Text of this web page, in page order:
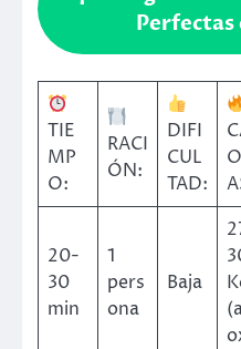
Perfectas
TIE
MP
O:
RACI
ÓN:
DIFI
CUL
TAD:
20-
30
min
1
pers
ona
Baja